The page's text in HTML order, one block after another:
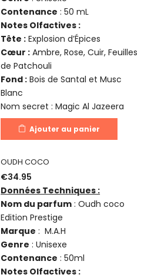
Contenance : 50 mL
Notes Olfactives :
Tête : Explosion d’Épices
Cœur : Ambre, Rose, Cuir, Feuilles
de Patchouli
Fond : Bois de Santal et Musc
Blanc
Nom secret : Magic Al Jazeera
Ajouter au panier
OUDH COCO
€34.95
Données Techniques :
Nom du parfum : Oudh coco
Edition Prestige
Marque : M.A.H
Genre : Unisexe
Contenance : 50ml
Notes Olfactives :